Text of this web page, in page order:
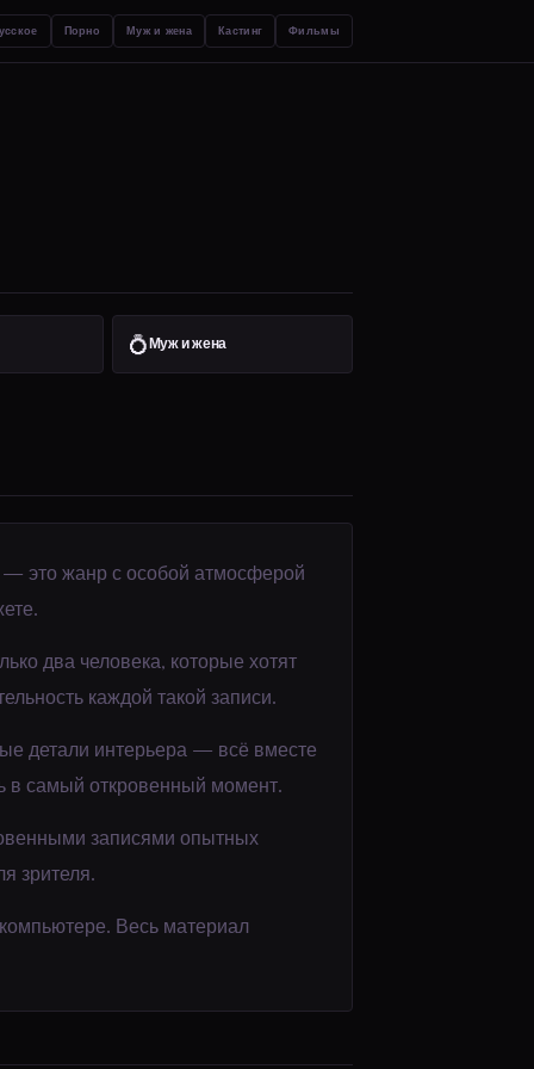
Порно Муж и жена Кастинг Фильмы
💍 Муж и жена
— это жанр с особой атмосферой
два человека, которые хотят
каждой такой записи.
детали интерьера — всё вместе
в самый откровенный момент.
записями опытных
зрителя.
Весь материал